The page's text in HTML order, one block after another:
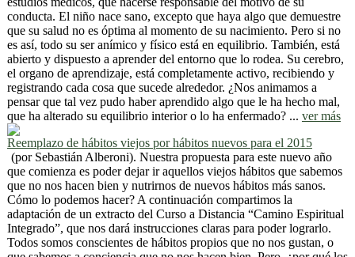
conducta. El niño nace sano, excepto que haya algo que demuestre
que su salud no es óptima al momento de su nacimiento. Pero si no
es así, todo su ser anímico y físico está en equilibrio. También, está
abierto y dispuesto a aprender del entorno que lo rodea. Su cerebro,
el organo de aprendizaje, está completamente activo, recibiendo y
registrando cada cosa que sucede alrededor. ¿Nos animamos a
pensar que tal vez pudo haber aprendido algo que le ha hecho mal,
que ha alterado su equilibrio interior o lo ha enfermado? ... ver más
Reemplazo de hábitos viejos por hábitos nuevos para el 2015
(por Sebastián Alberoni). Nuestra propuesta para este nuevo año
que comienza es poder dejar ir aquellos viejos hábitos que sabemos
que no nos hacen bien y nutrirnos de nuevos hábitos más sanos.
Cómo lo podemos hacer? A continuación compartimos la
adaptación de un extracto del Curso a Distancia “Camino Espiritual
Integrado”, que nos dará instrucciones claras para poder lograrlo.
Todos somos conscientes de hábitos propios que no nos gustan, o